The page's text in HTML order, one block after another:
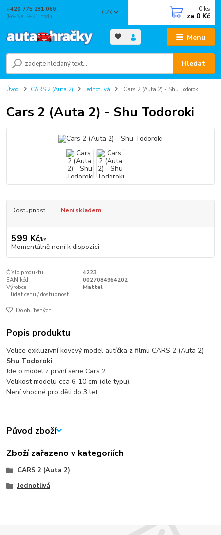
Menu
CZK
Hledat
+420 775 231 066
(Po-Ne, 9-21 hod.)
0 ks
za 0 Kč
Úvod CARS 2 (Auta 2) Jednotlivá Cars 2 (Auta 2) - Shu Todoroki
Cars 2 (Auta 2) - Shu Todoroki
Dostupnost Není skladem
599 Kč/ks
Momentálně není k dispozici
Číslo produktu:
4223
EAN kód:
0027084964202
Výrobce:
Mattel
Hlídat cenu / dostupnost
Do oblíbených
Popis produktu
Velice exkluzivní kovový model autíčka z filmu CARS 2 (Auta 2) -
Shu Todoroki.
Jde o model z první série Cars 2.
Velikost modelu cca 6-10 cm (dle typu).
Není vhodné pro děti do 3 let.
Původ zboží
Zboží zařazeno v kategoriích
CARS 2 (Auta 2)
Jednotlivá